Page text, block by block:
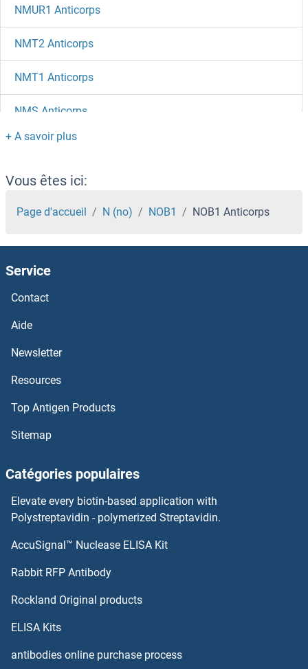
NMUR1 Anticorps
NMT2 Anticorps
NMT1 Anticorps
NMS Anticorps
NMRK1 Anticorps
NMRAL1 Anticorps
NMNAT3 Anticorps
NMNAT2 Anticorps
NMNAT1 Anticorps
NMES1 Anticorps
NME9 Anticorps
NME6 Anticorps
NME4 Anticorps
NME3 Anticorps
NME2 Anticorps
NOC3L Anticorps
Vous êtes ici:
Page d'accueil N (no) NOB1 NOB1 Anticorps
Service
Contact
Aide
Newsletter
Resources
Top Antigen Products
Sitemap
Catégories populaires
Elevate every biotin-based application with
Polystreptavidin - polymerized Streptavidin.
AccuSignal™ Nuclease ELISA Kit
Rabbit RFP Antibody
Rockland Original products
ELISA Kits
antibodies online purchase process